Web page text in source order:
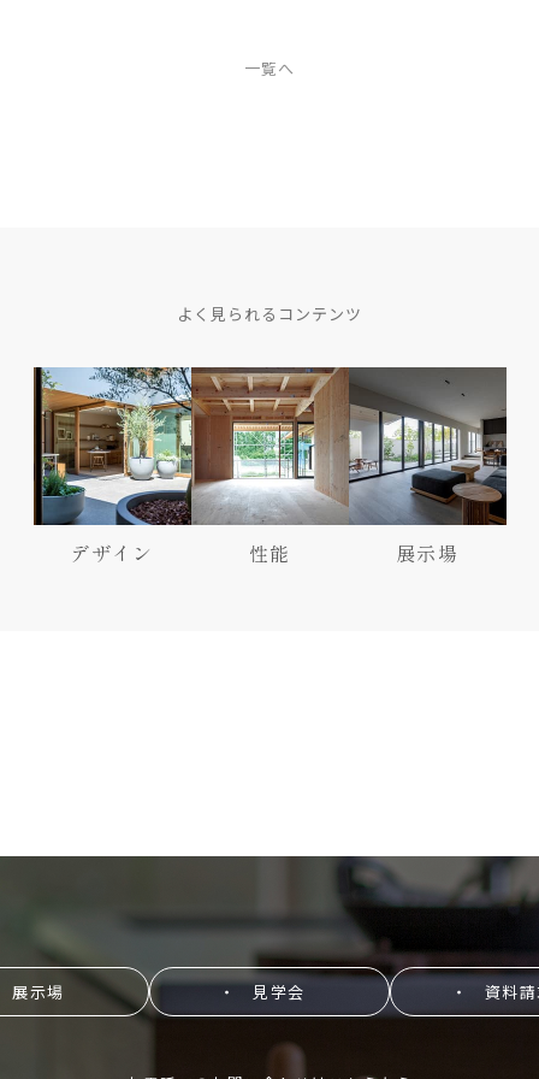
一覧へ
よく見られるコンテンツ
デザイン 性能 展示場
示場 ・ 見学会 ・ 資料請